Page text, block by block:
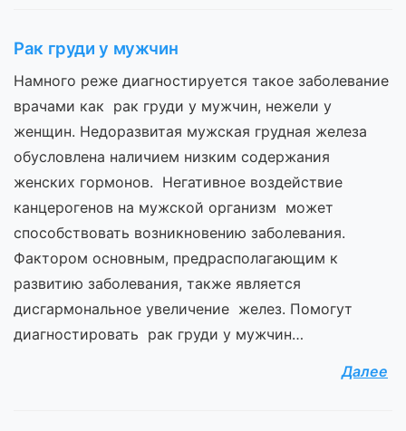
Рак груди у мужчин
Намного реже диагностируется такое заболевание
врачами как рак груди у мужчин, нежели у
женщин. Недоразвитая мужская грудная железа
обусловлена наличием низким содержания
женских гормонов. Негативное воздействие
канцерогенов на мужской организм может
способствовать возникновению заболевания.
Фактором основным, предрасполагающим к
развитию заболевания, также является
дисгармональное увеличение желез. Помогут
диагностировать рак груди у мужчин…
Далее